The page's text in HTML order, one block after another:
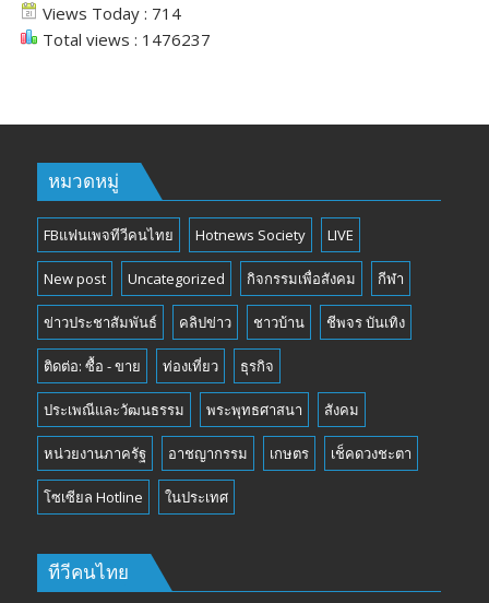
Views Today : 714
Total views : 1476237
หมวดหมู่
FBแฟนเพจทีวีคนไทย Hotnews Society LIVE
New post Uncategorized กิจกรรมเพื่อสังคม กีฬา
ข่าวประชาสัมพันธ์ คลิปข่าว ชาวบ้าน ชีพจร บันเทิง
ติดต่อ: ซื้อ - ขาย ท่องเที่ยว ธุรกิจ
ประเพณีและวัฒนธรรม พระพุทธศาสนา สังคม
หน่วยงานภาครัฐ อาชญากรรม เกษตร เช็คดวงชะตา
โซเซียล Hotline ในประเทศ
ทีวีคนไทย